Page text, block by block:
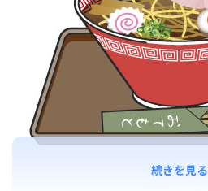
続きを見る